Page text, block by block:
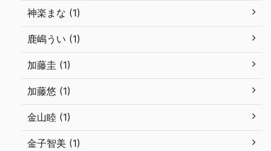
神楽まな (1)
鹿嶋うい (1)
加藤圭 (1)
加藤悠 (1)
金山睦 (1)
金子智美 (1)